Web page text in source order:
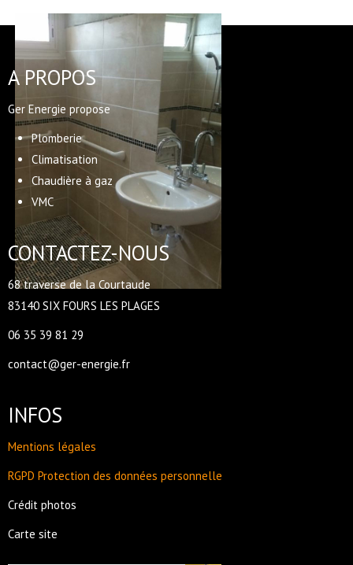
A PROPOS
Ger Energie propose
Plomberie
Climatisation
Chaudière à gaz
VMC
CONTACTEZ-NOUS
68 traverse de la Courtaude
83140 SIX FOURS LES PLAGES
06 35 39 81 29
contact@ger-energie.fr
INFOS
Mentions légales
RGPD Protection des données personnelle
Crédit photos
Carte site